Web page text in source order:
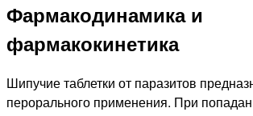
Фармакодинамика и
фармакокинетика
Шипучие таблетки от паразитов
перорального применения. При